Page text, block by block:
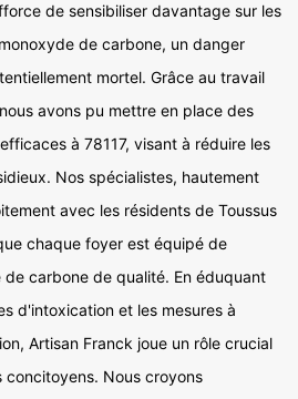
de sensibiliser davantage sur les
de carbone, un danger
mortel. Grâce au travail
avons pu mettre en place des
à 78117, visant à réduire les
Nos spécialistes, hautement
avec les résidents de Toussus
chaque foyer est équipé de
carbone de qualité. En éduquant
d'intoxication et les mesures à
Artisan Franck joue un rôle crucial
Nous croyons